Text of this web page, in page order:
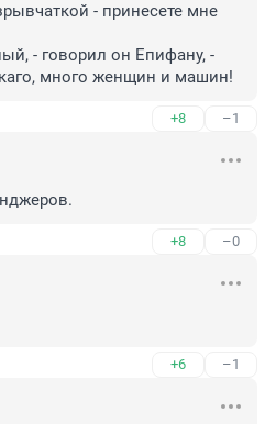
- принесете мне
- говорил он Епифану, -
много женщин и машин!
+8 –1
+8 –0
+6 –1